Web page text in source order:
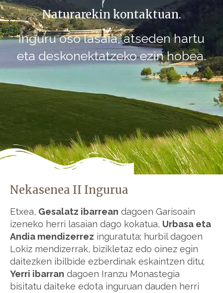
Naturarekin kontaktuan.
Inguru oso lasaia, atseden hartu
eta deskonektatzeko ezin hobea.
Nekasenea II Ingurua
Etxea, Gesalatz ibarrean dagoen Garisoain
izeneko herri lasaian dago kokatua, Urbasa eta
Andia mendizerrez inguratuta; hurbil dagoen
Lokiz mendizerrak, bizikletaz edo oinez egin
daitezken ibilbide ezberdinak eskaintzen ditu;
Yerri ibarran dagoen Iranzu Monastegia
bisitatu daiteke edota inguruan dauden herri